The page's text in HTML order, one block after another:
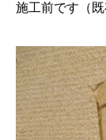
施工前です（既